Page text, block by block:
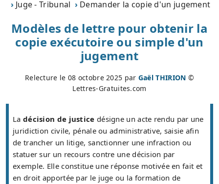
Juge - Tribunal
Demander la copie d'un jugement
Modèles de lettre pour obtenir la
copie exécutoire ou simple d'un
jugement
Relecture le 08 octobre 2025 par Gaël THIRION ©
Lettres-Gratuites.com
La décision de justice désigne un acte rendu par une
juridiction civile, pénale ou administrative, saisie afin
de trancher un litige, sanctionner une infraction ou
statuer sur un recours contre une décision par
exemple. Elle constitue une réponse motivée en fait et
en droit apportée par le juge ou la formation de